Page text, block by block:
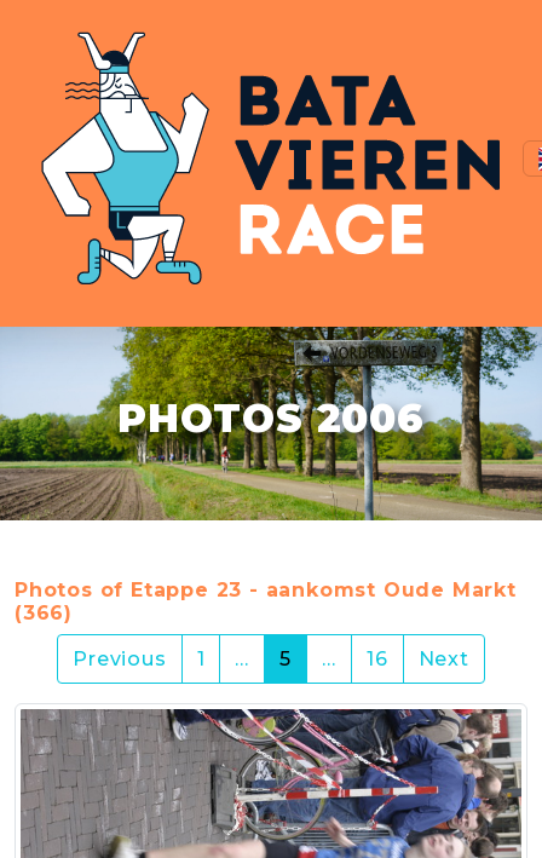
PHOTOS 2006
Photos of Etappe 23 - aankomst Oude Markt
(366)
Previous
1 … 5 (current)
… 16 Next